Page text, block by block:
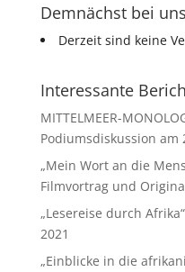
Demnächst bei
Derzeit sind keine
Interessante
MITTELMEER-
Podiumsdiskussion am
„Mein Wort an die
Filmvortrag und
„Lesereise durch
2021
„Einblicke in die